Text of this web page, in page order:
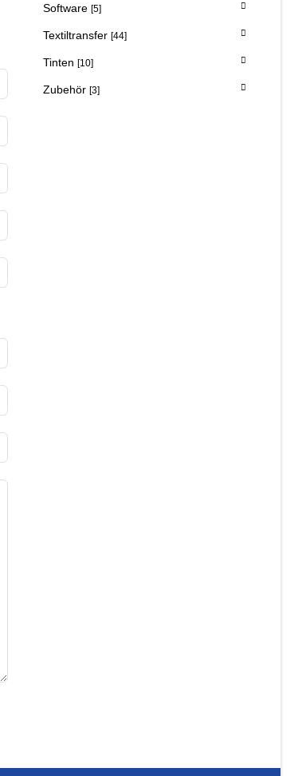
Software [5]
Textiltransfer [44]
Tinten [10]
Zubehör [3]